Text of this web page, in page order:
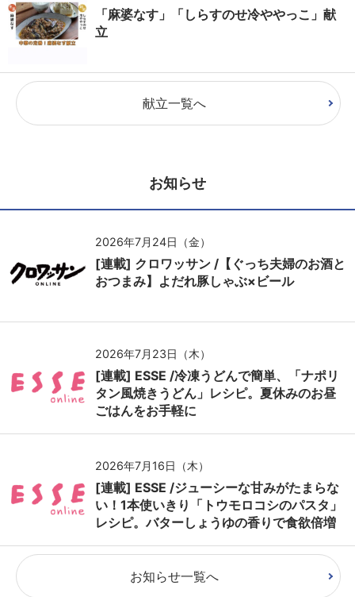
「麻婆なす」「しらすのせ冷ややっこ」献
立
献立一覧へ
お知らせ
2026年7月24日（金）
[連載] クロワッサン /【ぐっち夫婦のお酒と
おつまみ】よだれ豚しゃぶ×ビール
2026年7月23日（木）
[連載] ESSE /冷凍うどんで簡単、「ナポリ
タン風焼きうどん」レシピ。夏休みのお昼
ごはんをお手軽に
2026年7月16日（木）
[連載] ESSE /ジューシーな甘みがたまらな
い！1本使いきり「トウモロコシのパスタ」
レシピ。バターしょうゆの香りで食欲倍増
お知らせ一覧へ